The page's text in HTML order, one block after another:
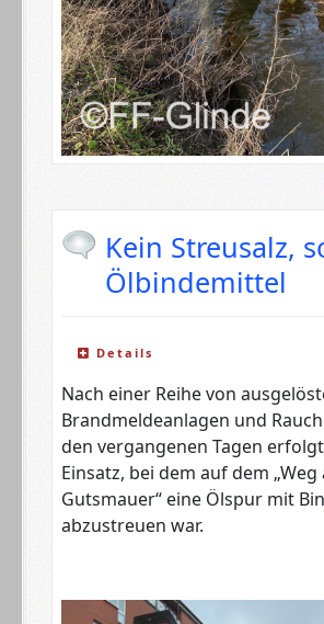
Kein Streusalz,
Ölbindemittel
Details
Nach einer Reihe von
Brandmeldeanlagen und
den vergangenen Tagen
Einsatz, bei dem auf dem „Weg
Gutsmauer“ eine Ölspur mit
abzustreuen war.